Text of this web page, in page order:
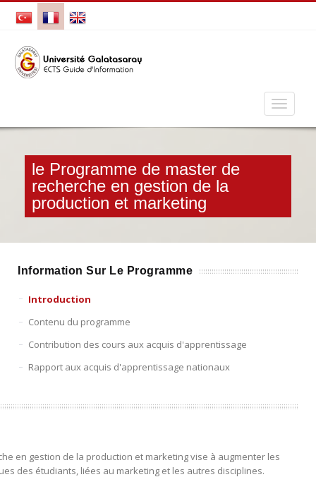
le Programme de master de
recherche en gestion de la
production et marketing
Information Sur Le Programme
Introduction
Contenu du programme
Contribution des cours aux acquis d'apprentissage
Rapport aux acquis d'apprentissage nationaux
en gestion de la production et marketing vise à augmenter les
des étudiants, liées au marketing et les autres disciplines.